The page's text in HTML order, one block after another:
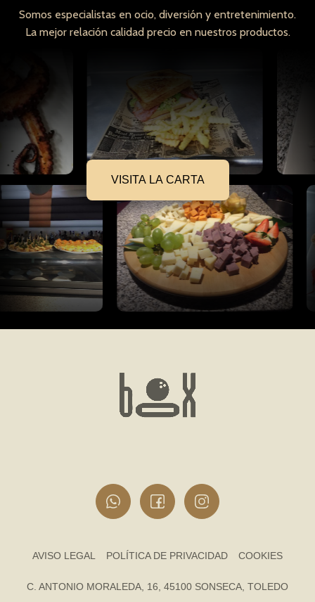
Somos especialistas en ocio, diversión y entretenimiento.
La mejor relación calidad precio en nuestros productos.
VISITA LA CARTA
AVISO LEGAL POLÍTICA DE PRIVACIDAD COOKIES
C. ANTONIO MORALEDA, 16, 45100 SONSECA, TOLEDO